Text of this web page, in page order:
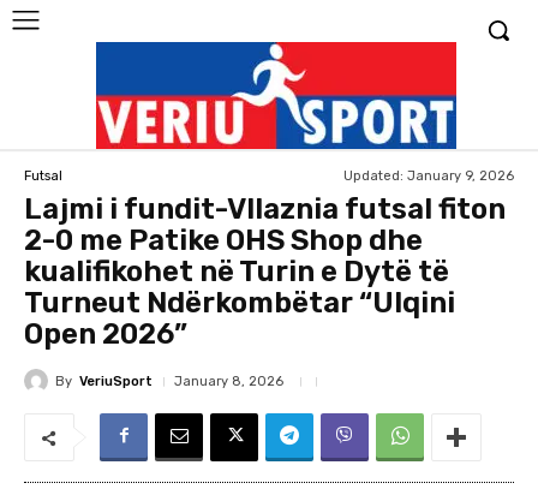
Futsal Updated: January 9, 2026
Lajmi i fundit-Vllaznia futsal fiton
2-0 me Patike OHS Shop dhe
kualifikohet në Turin e Dytë të
Turneut Ndërkombëtar “Ulqini
Open 2026”
By VeriuSport January 8, 2026